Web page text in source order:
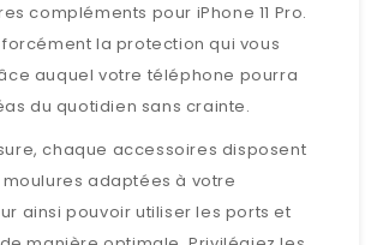
compléments pour iPhone 11 Pro.
la protection qui vous
auquel votre téléphone pourra
du quotidien sans crainte.
chaque accessoires disposent
adaptées à votre
ainsi pouvoir utiliser les ports et